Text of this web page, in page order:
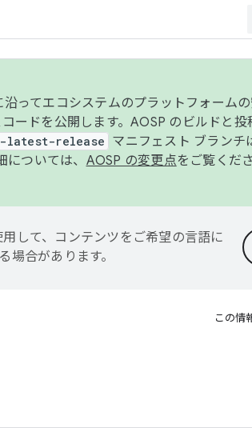
ってエコシステムのプラットフォームの
ードを公開します。AOSP のビルドと投
latest-release マニフェスト ブランチ
ついては、 AOSP の変更点をご覧くだ
して、コンテンツをご希望の言語に
場合があります。
この情